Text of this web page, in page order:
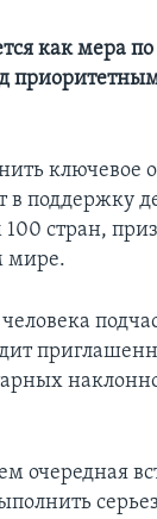
как мера
ключевое
поддержку
100 стран,
мире.
очередная